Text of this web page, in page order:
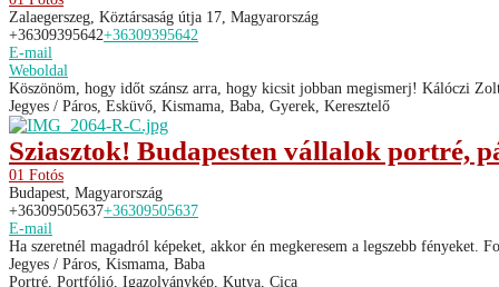
Zalaegerszeg, Köztársaság útja 17, Magyarország
+36309395642+36309395642
E-mail
Weboldal
Köszönöm, hogy időt szánsz arra, hogy kicsit jobban megismerj! Kálóczi
Jegyes / Páros, Esküvő, Kismama, Baba, Gyerek, Keresztelő
Sziasztok! Budapesten vállalok portré,
01 Fotós
Budapest, Magyarország
+36309505637+36309505637
E-mail
Ha szeretnél magadról képeket, akkor én megkeresem a legszebb fényeket.
Jegyes / Páros, Kismama, Baba
Portré, Portfólió, Igazolványkép, Kutya, Cica